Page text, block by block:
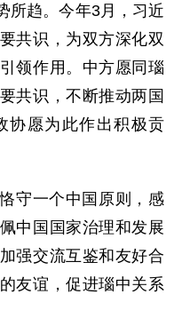
所趋。今年3月，习近
共识，为双方深化双
领作用。中方愿同瑙
共识，不断推动两国
协愿为此作出积极贡
守一个中国原则，感
中国国家治理和发展
强交流互鉴和友好合
友谊，促进瑙中关系